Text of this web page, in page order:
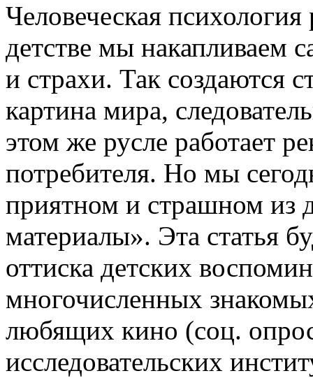
Человеческая психология
детстве мы накапливаем
и страхи. Так создаются
картина мира,
этом же русле работает
потребителя. Но мы
приятном и страшном из
материалы». Эта статья
оттиска детских
многочисленных
любящих кино (соц.
исследовательских